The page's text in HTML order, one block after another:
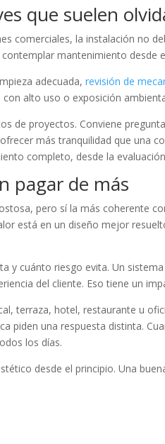
que suelen
comerciales, la instalación no
mantenimiento desde
adecuada,revisión de
alto uso o exposición
de proyectos. Conviene
más tranquilidad que una
completo, desde la
pagar de más
pero sí la más coherente
está en un diseño mejor
y cuánto riesgo evita. Un
del cliente. Eso tiene un
terraza, hotel, restaurante u
piden una respuesta distinta.
los días.
desde el principio. Una